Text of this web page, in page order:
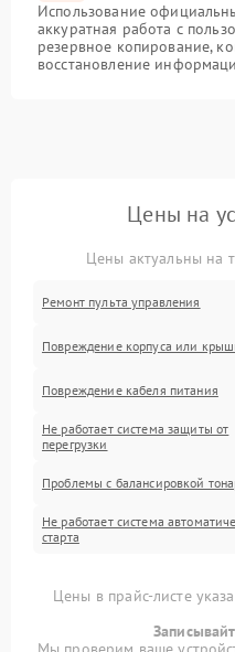
Использование
аккуратная работа с
резервное копирование,
восстановление
Цены на
Цены актуальны на
Ремонт пульта управления
Повреждение корпуса или
Повреждение кабеля питания
Не работает система защиты от
перегрузки
Проблемы с балансировкой
Не работает система
старта
Цены в прайс-листе